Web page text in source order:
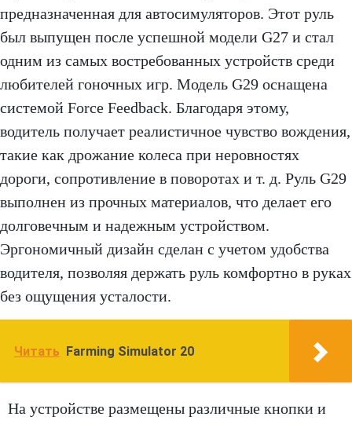
предназначенная для автосимуляторов. Этот руль
был выпущен после успешной модели G27 и стал
одним из самых востребованных устройств среди
любителей гоночных игр. Модель G29 оснащена
системой Force Feedback. Благодаря этому,
водитель получает реалистичное чувство вождения,
такие как дрожание колеса при неровностях
дороги, сопротивление в поворотах и т. д. Руль G29
выполнен из прочных материалов, что делает его
долговечным и надежным устройством.
Эргономичный дизайн сделан с учетом удобства
водителя, позволяя держать руль комфортно в руках
без ощущения усталости.
Читать Farming Simulator 20
На устройстве размещены различные кнопки и